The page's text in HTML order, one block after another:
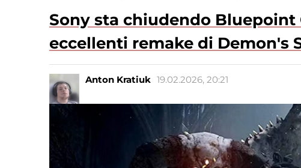
Sony sta chiudendo
eccellenti remake di Demon's
Anton Kratiuk 19.02.2026, 20:21